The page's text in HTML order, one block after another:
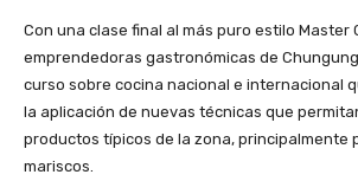
Con una clase final al más puro estilo Master
emprendedoras gastronómicas de
curso sobre cocina nacional e internacional
la aplicación de nuevas técnicas que
productos típicos de la zona, principalmente
mariscos.